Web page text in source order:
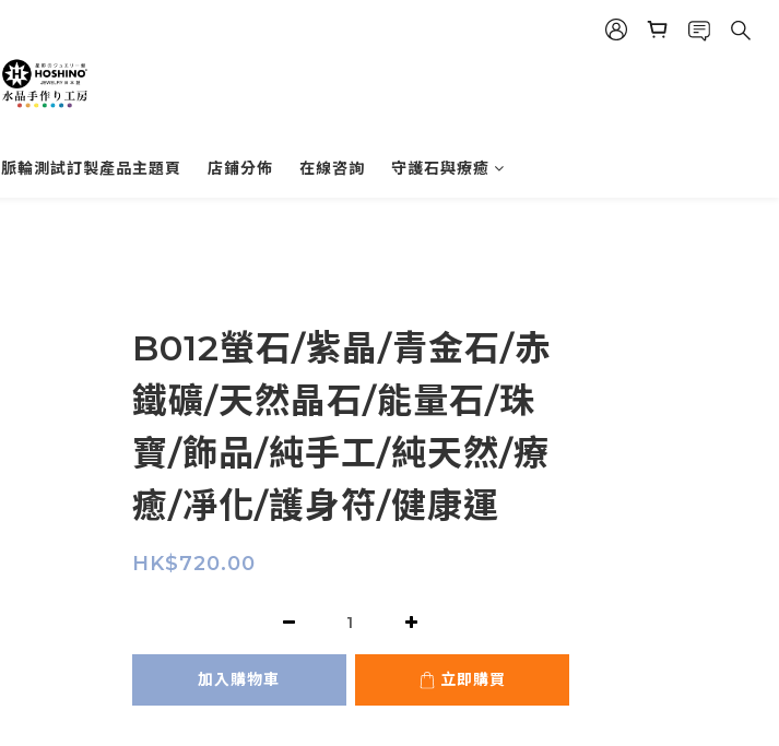
脈輪測試訂製產品主題頁 店鋪分佈 在線咨詢 守護石與療癒
B012螢石/紫晶/青金石/赤
鐵礦/天然晶石/能量石/珠
寶/飾品/純手工/純天然/療
癒/凈化/護身符/健康運
HK$720.00
加入購物車 立即購買